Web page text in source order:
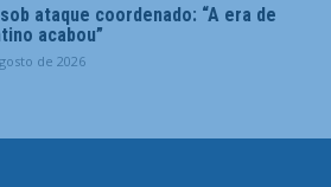
sob ataque coordenado: “A era de
acabou”
de 2026